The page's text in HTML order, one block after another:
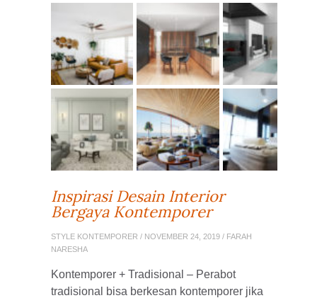
Inspirasi Desain Interior
Bergaya Kontemporer
STYLE KONTEMPORER / NOVEMBER 24, 2019 / FARAH
NARESHA
Kontemporer + Tradisional – Perabot
tradisional bisa berkesan kontemporer jika